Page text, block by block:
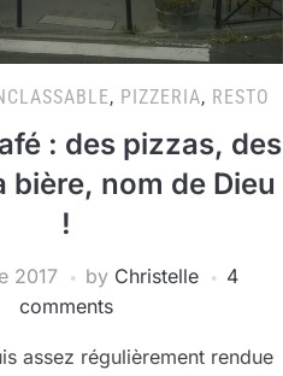
, PIZZERIA, RESTO
: des pizzas, des
bière, nom de Dieu
!
2017 by Christelle
4
comments
assez régulièrement rendue